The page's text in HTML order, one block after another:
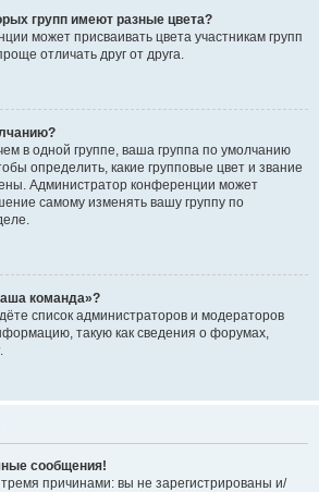
групп имеют разные цвета?
может присваивать цвета участникам групп
отличать друг от друга.
в одной группе, ваша группа по умолчанию
определить, какие групповые цвет и звание
Администратор конференции может
самому изменять вашу группу по
команда»?
список администраторов и модераторов
такую как сведения о форумах,
сообщения!
причинами: вы не зарегистрированы и/